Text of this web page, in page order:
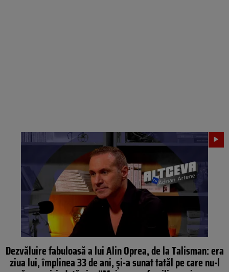
Dezvăluire fabuloasă a lui Alin Oprea, de la Talisman: era
ziua lui, împlinea 33 de ani, și-a sunat tatăl pe care nu-l